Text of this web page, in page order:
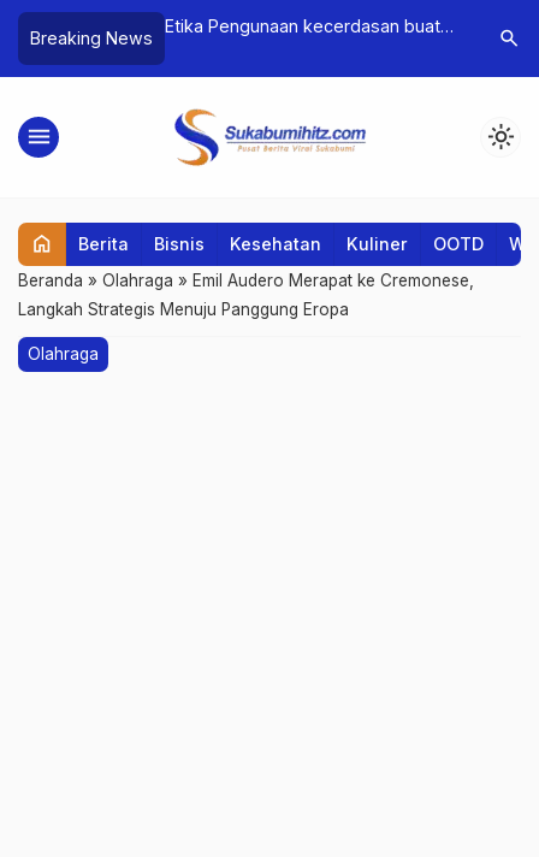
Breaking News
Python, C, dan
Etika Pengunaan kecerdasan buatan
Hadapi
search
menu light_mode
home Berita Bisnis Kesehatan Kuliner OOTD
Beranda » Olahraga » Emil Audero Merapat ke Cremonese,
Langkah Strategis Menuju Panggung Eropa
Olahraga